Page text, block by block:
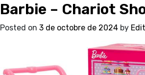
Barbie – Chariot
Posted on 3 de octobre de 2024 by